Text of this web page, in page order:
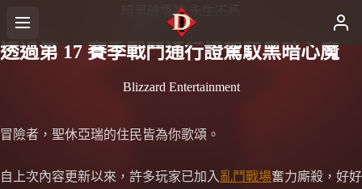
暗黑破壞神 永生不朽
透過第 17 賽季戰鬥通行證駕馭黑暗心魔
Blizzard Entertainment
冒險者，聖休亞瑞的住民皆為你歌頌。
自上次內容更新以來，許多玩家已加入 亂鬥戰場奮力廝殺，好好